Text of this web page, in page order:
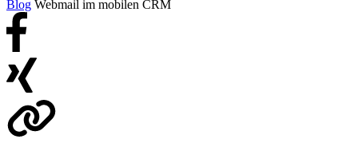
Blog Webmail im mobilen CRM